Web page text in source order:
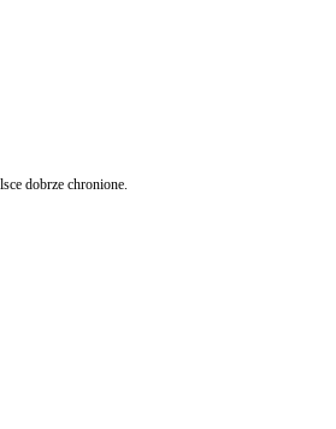
a prawa kobiet są w Polsce dobrze chronione.